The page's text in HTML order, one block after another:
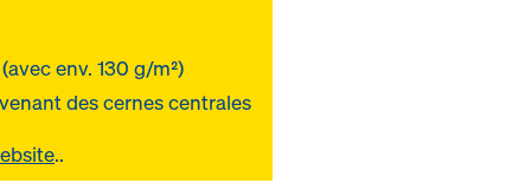
env. 130 g/m²)
des cernes centrales
..